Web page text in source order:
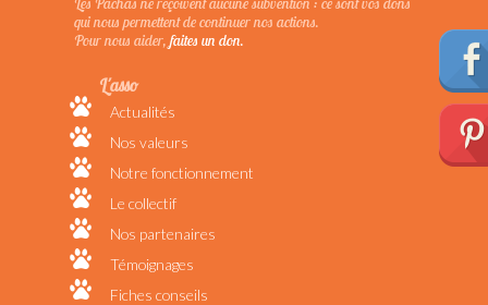
qui nous permettent de continuer nos actions.
Pour nous aider, faites un don.
L'asso
Actualités
Nos valeurs
Notre fonctionnement
Le collectif
Nos partenaires
Témoignages
Fiches conseils